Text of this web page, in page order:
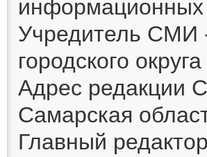
информационных
Учредитель СМИ
городского
Адрес редакции
Самарская
Главный